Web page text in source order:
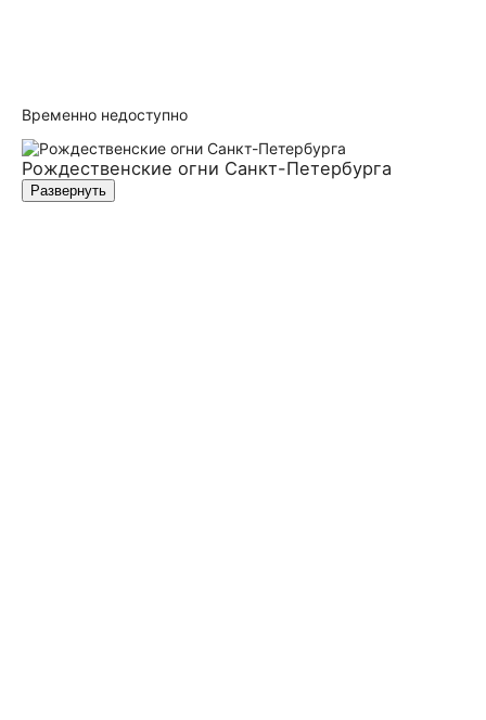
Временно недоступно
Рождественские огни Санкт-Петербурга
Развернуть